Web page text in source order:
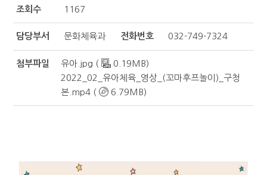
조회수
1167
담당부서 문화체육과 전화번호 032-749-7324
첨부파일 유아.jpg (
0.19MB)
2022_02_유아체육_영상_(꼬마후프놀이)_구청
본.mp4 (
6.79MB)